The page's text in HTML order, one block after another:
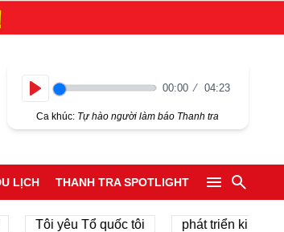
00:00 04:23
Ca khúc: Tự hào người làm báo Thanh tra
LỊCH THANH TRA SPOTLIGHT
yêu Tổ quốc tôi phát triển kinh tế tư nhân